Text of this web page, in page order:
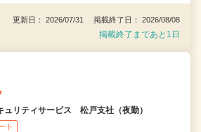
更新日： 2026/07/31 掲載終了日： 2026/08/08
掲載終了まであと1日
ュリティサービス 松戸支社（夜勤）
ト